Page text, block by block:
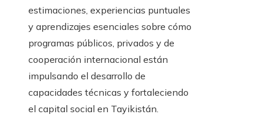
estimaciones, experiencias puntuales
y aprendizajes esenciales sobre cómo
programas públicos, privados y de
cooperación internacional están
impulsando el desarrollo de
capacidades técnicas y fortaleciendo
el capital social en Tayikistán.